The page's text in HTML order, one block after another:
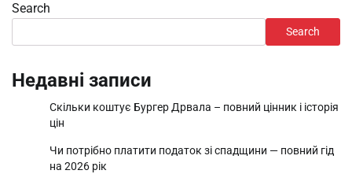
Search
Search
Недавні записи
Скільки коштує Бургер Дрвала – повний цінник і історія
цін
Чи потрібно платити податок зі спадщини — повний гід
на 2026 рік